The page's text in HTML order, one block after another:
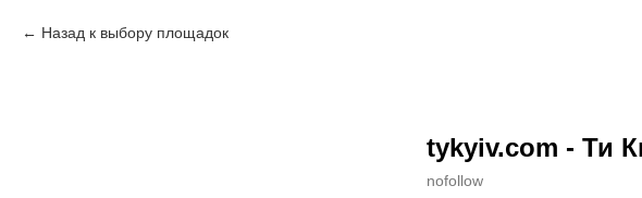
Назад к выбору площадок
tykyiv.com - Ти
nofollow